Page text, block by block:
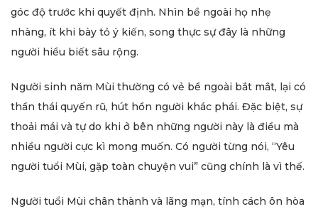
góc độ trước khi quyết định. Nhìn bề ngoài họ nhẹ
nhàng, ít khi bày tỏ ý kiến, song thực sự đây là những
người hiểu biết sâu rộng.
Người sinh năm Mùi thường có vẻ bề ngoài bắt mắt, lại có
thần thái quyến rũ, hút hồn người khác phái. Đặc biệt, sự
thoải mái và tự do khi ở bên những người này là điều mà
nhiều người cực kì mong muốn. Có người từng nói, “Yêu
người tuổi Mùi, gặp toàn chuyện vui” cũng chính là vì thế.
Người tuổi Mùi chân thành và lãng mạn, tính cách ôn hòa